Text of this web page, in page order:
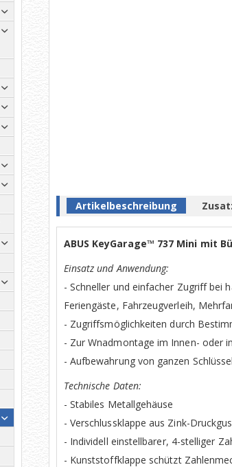
Artikelbeschreibung
ABUS KeyGarage™ 737 Mini mit
Einsatz und Anwendung:
- Schneller und einfacher Zugriff bei
Feriengäste, Fahrzeugverleih,
- Zugriffsmöglichkeiten durch
- Zur Wnadmontage im Innen- oder
- Aufbewahrung von ganzen
Technische Daten:
- Stabiles Metallgehäuse
- Verschlussklappe aus Zink-
- Individell einstellbarer, 4-stelliger
- Kunststoffklappe schützt